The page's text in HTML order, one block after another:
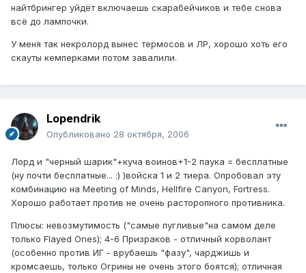
найтбрингер уйдёт включаешь скарабейчиков и тебе снова
всё до лампочки.
У меня так некролорд вынес термосов и ЛР, хорошо хоть его
скауты кемперками потом завалили.
Lopendrik
Опубликовано 28 октября, 2006
Лорд и "черный шарик"+куча воинов+1-2 паука = бесплатные
(ну почти бесплатные... :) )войска 1 и 2 тиера. Опробовал эту
комбинацию на Meeting of Minds, Hellfire Canyon, Fortress.
Хорошо работает против не очень расторопного противника.
Плюсы: невозмутимость ("самые пугливые"на самом деле
только Flayed Ones); 4-6 Призраков - отличный корволант
(особенно против ИГ - врубаешь "фазу", чарджишь и
кромсаешь, только Огрины не очень этого боятся); отличная